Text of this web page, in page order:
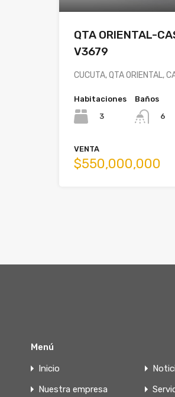
QTA ORIENTAL-
V3679
CUCUTA, QTA ORIENTAL,
Habitaciones
3
Baños
6
VENTA
$550,000,000
Menú
Inicio
Nuestra empresa